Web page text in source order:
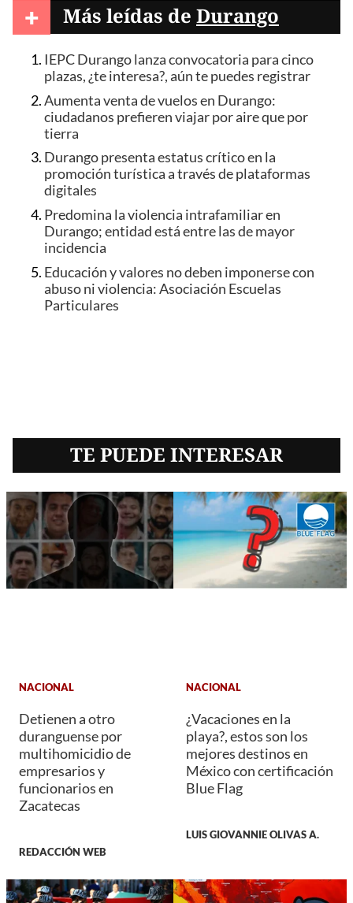
+ Más leídas de Durango
IEPC Durango lanza convocatoria para cinco
plazas, ¿te interesa?, aún te puedes registrar
Aumenta venta de vuelos en Durango:
ciudadanos prefieren viajar por aire que por
tierra
Durango presenta estatus crítico en la
promoción turística a través de plataformas
digitales
Predomina la violencia intrafamiliar en
Durango; entidad está entre las de mayor
incidencia
Educación y valores no deben imponerse con
abuso ni violencia: Asociación Escuelas
Particulares
TE PUEDE INTERESAR
NACIONAL
Detienen a otro
duranguense por
multihomicidio de
empresarios y
funcionarios en
Zacatecas
REDACCIÓN WEB
NACIONAL
¿Vacaciones en la
playa?, estos son los
mejores destinos en
México con certificación
Blue Flag
LUIS GIOVANNIE OLIVAS A.